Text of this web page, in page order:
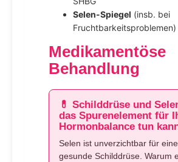
Selen-Spiegel (insb. bei
Fruchtbarkeitsproblemen)
Medikamentöse
Behandlung
💊 Schilddrüse und
das Spurenelement für
Hormonbalance tun
Selen ist unverzichtbar für eine
gesunde Schilddrüse. Warum